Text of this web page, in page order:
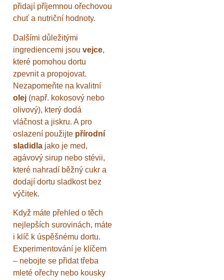
přidají příjemnou ořechovou
chuť a nutriční hodnoty.
Dalšími důležitými
ingrediencemi jsou vejce,
které pomohou dortu
zpevnit a propojovat.
Nezapomeňte na kvalitní
olej (např. kokosový nebo
olivový), který dodá
vláčnost a jiskru. A pro
oslazení použijte přírodní
sladidla jako je med,
agávový sirup nebo stévii,
které nahradí běžný cukr a
dodají dortu sladkost bez
výčitek.
Když máte přehled o těch
nejlepších surovinách, máte
i klíč k úspěšnému dortu.
Experimentování je klíčem
– nebojte se přidat třeba
mleté ořechy nebo kousky